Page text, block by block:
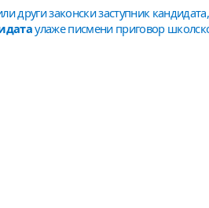
други законски заступник кандидата,
улаже писмени приговор